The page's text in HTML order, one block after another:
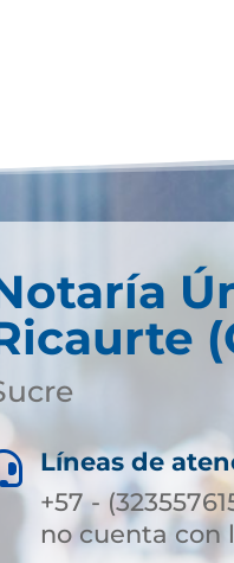
Líneas de
+57 -
no cuenta con